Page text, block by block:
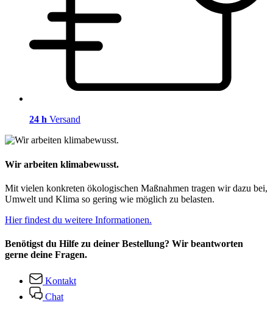
24 h Versand
Wir arbeiten klimabewusst.
Mit vielen konkreten ökologischen Maßnahmen tragen wir dazu bei,
Umwelt und Klima so gering wie möglich zu belasten.
Hier findest du weitere Informationen.
Benötigst du Hilfe zu deiner Bestellung? Wir beantworten
gerne deine Fragen.
Kontakt
Chat